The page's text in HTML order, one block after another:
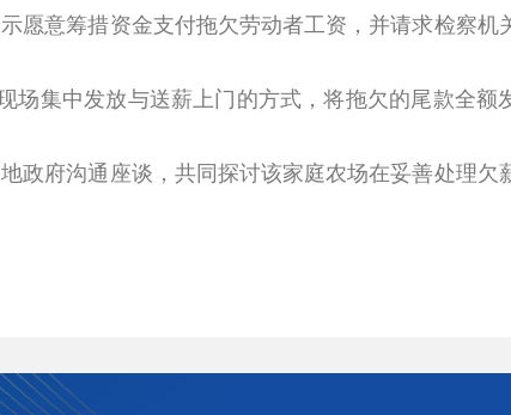
意筹措资金支付拖欠劳动者工资，并请求检察机
集中发放与送薪上门的方式，将拖欠的尾款全额
府沟通座谈，共同探讨该家庭农场在妥善处理欠